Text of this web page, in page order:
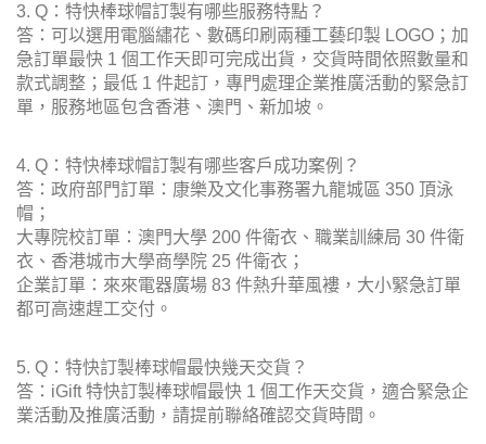
3. Q：特快棒球帽訂製有哪些服務特點？
答：可以選用電腦繡花、數碼印刷兩種工藝印製 LOGO；加
急訂單最快 1 個工作天即可完成出貨，交貨時間依照數量和
款式調整；最低 1 件起訂，專門處理企業推廣活動的緊急訂
單，服務地區包含香港、澳門、新加坡。
4. Q：特快棒球帽訂製有哪些客戶成功案例？
答：政府部門訂單：康樂及文化事務署九龍城區 350 頂泳
帽；
大專院校訂單：澳門大學 200 件衛衣、職業訓練局 30 件衛
衣、香港城市大學商學院 25 件衛衣；
企業訂單：來來電器廣場 83 件熱升華風褸，大小緊急訂單
都可高速趕工交付。
5. Q：特快訂製棒球帽最快幾天交貨？
答：iGift 特快訂製棒球帽最快 1 個工作天交貨，適合緊急企
業活動及推廣活動，請提前聯絡確認交貨時間。